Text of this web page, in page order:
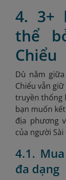
4. 3+
thể
Chiểu
Dù nằm
Chiểu vẫn
truyền thống
bạn muốn
địa phương
của người Sài
4.1.
đa dạng